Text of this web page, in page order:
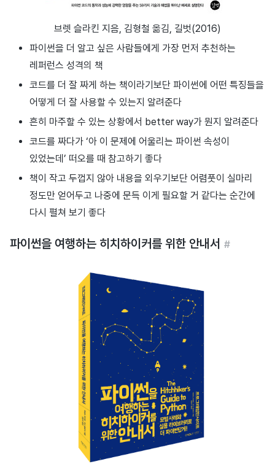
브렛 슬라킨 지음, 김형철 옮김, 길벗(2016)
파이썬을 더 알고 싶은 사람들에게 가장 먼저 추천하는
레퍼런스 성격의 책
코드를 더 잘 짜게 하는 책이라기보단 파이썬에 어떤 특징들을
어떻게 더 잘 사용할 수 있는지 알려준다
흔히 마주할 수 있는 상황에서 better way가 뭔지 알려준다
코드를 짜다가 ‘아 이 문제에 어울리는 파이썬 속성이
있었는데’ 떠오를 때 참고하기 좋다
책이 작고 두껍지 않아 내용을 외우기보단 어렴풋이 실마리
정도만 얻어두고 나중에 문득 이게 필요할 거 같다는 순간에
다시 펼쳐 보기 좋다
파이썬을 여행하는 히치하이커를 위한 안내서 #